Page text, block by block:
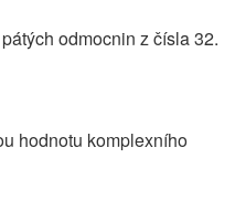
odmocnin z čísla 32.
hodnotu komplexního